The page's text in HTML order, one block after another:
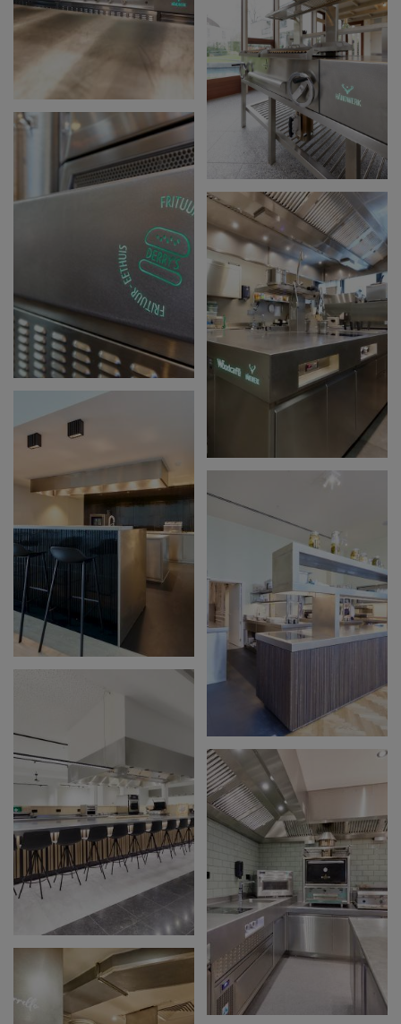
DE BOUCHERIE
JONKERSHOVE
MULTIFUNCTIONELE
RUIMTE
DESTELBERGEN
DERRY'S FRITUUR
GALMAARDEN
REALISATIE HOTEL
SPUNTINI GROUP